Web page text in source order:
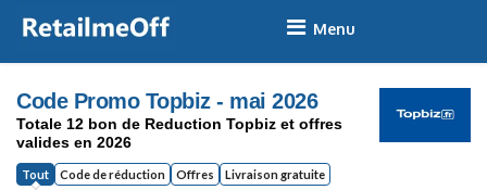
Skip
content
Code Promo Topbiz - mai 2026
Totale 12 bon de Reduction Topbiz et offres
valides en 2026
Tout Code de réduction Offres Livraison gratuite